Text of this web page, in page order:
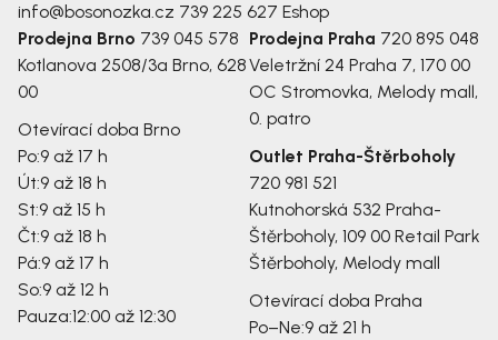
info@bosonozka.cz 739 225 627 Eshop
Prodejna Brno 739 045 578
Kotlanova 2508/3a Brno, 628
00
Otevírací doba Brno
Po:9 až 17 h
Út:9 až 18 h
St:9 až 15 h
Čt:9 až 18 h
Pá:9 až 17 h
So:9 až 12 h
Pauza:12:00 až 12:30
Prodejna Praha 720 895 048
Veletržní 24 Praha 7, 170 00
OC Stromovka, Melody mall,
0. patro
Outlet Praha-Štěrboholy
720 981 521
Kutnohorská 532 Praha-
Štěrboholy, 109 00 Retail Park
Štěrboholy, Melody mall
Otevírací doba Praha
Po–Ne:9 až 21 h